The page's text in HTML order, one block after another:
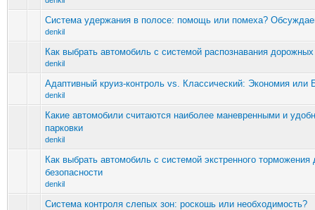
Система удержания в полосе: помощь или помеха?
denkil
Как выбрать автомобиль с системой распознавания дорожных
denkil
Адаптивный круиз-контроль vs. Классический: Экономия или
denkil
Какие автомобили считаются наиболее маневренными и
парковки
denkil
Как выбрать автомобиль с системой экстренного
безопасности
denkil
Система контроля слепых зон: роскошь или необходимость?